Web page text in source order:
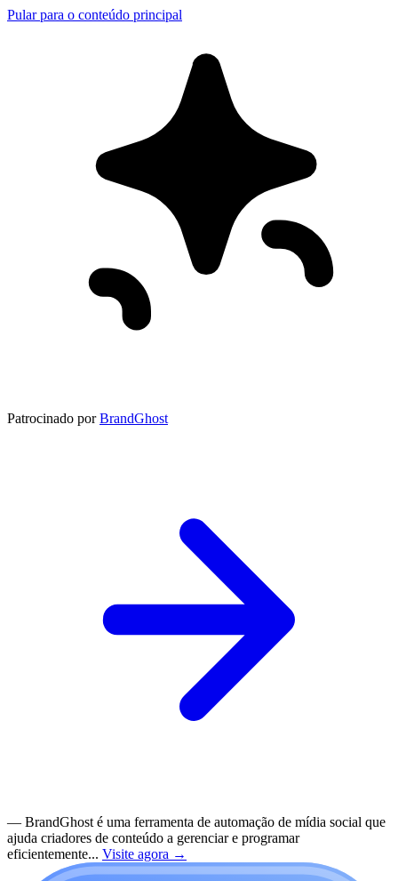
Pular para o conteúdo principal
Patrocinado por BrandGhost
— BrandGhost é uma ferramenta de automação de mídia social que
ajuda criadores de conteúdo a gerenciar e programar
eficientemente... Visite agora →